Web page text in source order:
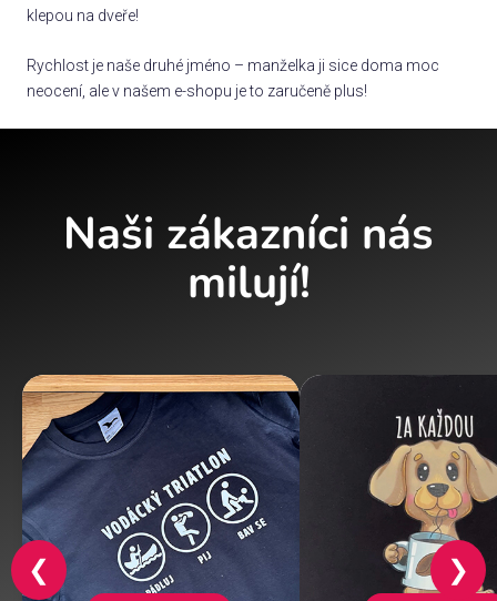
klepou na dveře!
Rychlost je naše druhé jméno – manželka ji sice doma moc
neocení, ale v našem e-shopu je to zaručeně plus!
Naši zákazníci nás
milují!
❮ ❯